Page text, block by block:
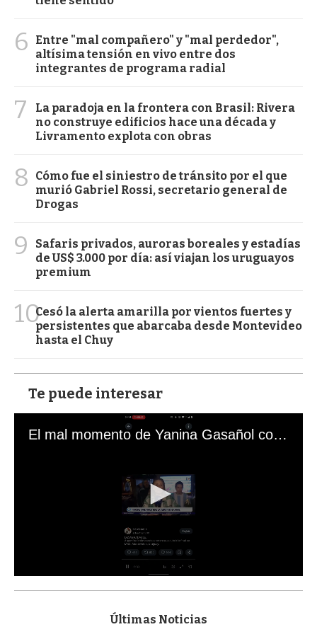
6
Entre "mal compañero" y "mal perdedor",
altísima tensión en vivo entre dos
integrantes de programa radial
7
La paradoja en la frontera con Brasil: Rivera
no construye edificios hace una década y
Livramento explota con obras
8
Cómo fue el siniestro de tránsito por el que
murió Gabriel Rossi, secretario general de
Drogas
9
Safaris privados, auroras boreales y estadías
de US$ 3.000 por día: así viajan los uruguayos
premium
10Cesó la alerta amarilla por vientos fuertes y
persistentes que abarcaba desde Montevideo
hasta el Chuy
Te puede interesar
El mal momento de Yanina Gasañol con un hincha argentino en "Subrayado"
s
Últimas Noticias